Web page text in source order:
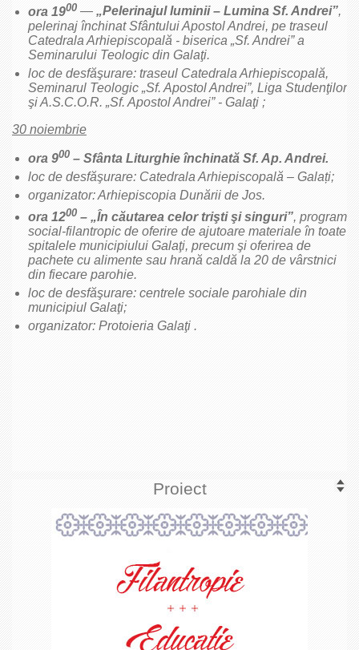
ora 1900 — „Pelerinajul luminii – Lumina Sf. Andrei”,
pelerinaj închinat Sfântului Apostol Andrei, pe traseul
Catedrala Arhiepiscopală - biserica „Sf. Andrei” a
Seminarului Teologic din Galaţi.
loc de desfăşurare: traseul Catedrala Arhiepiscopală,
Seminarul Teologic „Sf. Apostol Andrei”, Liga Studenţilor
şi A.S.C.O.R. „Sf. Apostol Andrei” - Galaţi ;
30 noiembrie
ora 900 – Sfânta Liturghie închinată Sf. Ap. Andrei.
loc de desfăşurare: Catedrala Arhiepiscopală – Galați;
organizator: Arhiepiscopia Dunării de Jos.
ora 1200 – „În căutarea celor trişti şi singuri”, program
social-filantropic de oferire de ajutoare materiale în toate
spitalele municipiului Galaţi, precum şi oferirea de
pachete cu alimente sau hrană caldă la 20 de vârstnici
din fiecare parohie.
loc de desfăşurare: centrele sociale parohiale din
municipiul Galaţi;
organizator: Protoieria Galaţi .
Proiect